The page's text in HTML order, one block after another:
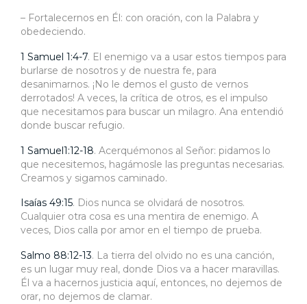
– Fortalecernos en Él: con oración, con la Palabra y
obedeciendo.
1 Samuel 1:4-7. El enemigo va a usar estos tiempos para
burlarse de nosotros y de nuestra fe, para
desanimarnos. ¡No le demos el gusto de vernos
derrotados! A veces, la crítica de otros, es el impulso
que necesitamos para buscar un milagro. Ana entendió
donde buscar refugio.
1 Samuel1:12-18. Acerquémonos al Señor: pidamos lo
que necesitemos, hagámosle las preguntas necesarias.
Creamos y sigamos caminado.
Isaías 49:15. Dios nunca se olvidará de nosotros.
Cualquier otra cosa es una mentira de enemigo. A
veces, Dios calla por amor en el tiempo de prueba.
Salmo 88:12-13. La tierra del olvido no es una canción,
es un lugar muy real, donde Dios va a hacer maravillas.
Él va a hacernos justicia aquí, entonces, no dejemos de
orar, no dejemos de clamar.